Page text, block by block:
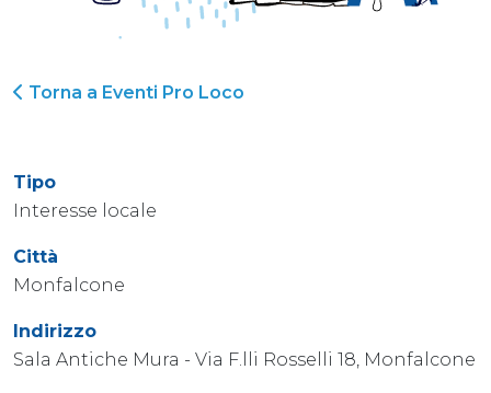
Torna a Eventi Pro Loco
Tipo
Interesse locale
Città
Monfalcone
Indirizzo
Sala Antiche Mura - Via F.lli Rosselli 18, Monfalcone